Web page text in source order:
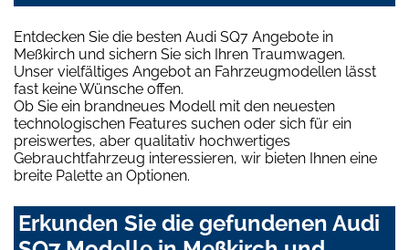
Entdecken Sie die besten Audi SQ7 Angebote in
Meßkirch und sichern Sie sich Ihren Traumwagen.
Unser vielfältiges Angebot an Fahrzeugmodellen lässt
fast keine Wünsche offen.
Ob Sie ein brandneues Modell mit den neuesten
technologischen Features suchen oder sich für ein
preiswertes, aber qualitativ hochwertiges
Gebrauchtfahrzeug interessieren, wir bieten Ihnen eine
breite Palette an Optionen.
Erkunden Sie die gefundenen Audi